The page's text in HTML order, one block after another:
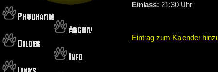
Einlass: 21:30 Uhr
Eintrag zum Kalender